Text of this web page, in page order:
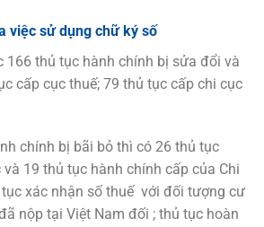
việc sử dụng chữ ký số
166 thủ tục hành chính bị sửa đổi và
cấp cục thuế; 79 thủ tục cấp chi cục
chính bị bãi bỏ thì có 26 thủ tục
và 19 thủ tục hành chính cấp của Chi
xác nhận số thuế với đối tượng cư
nộp tại Việt Nam đối ; thủ tục hoàn